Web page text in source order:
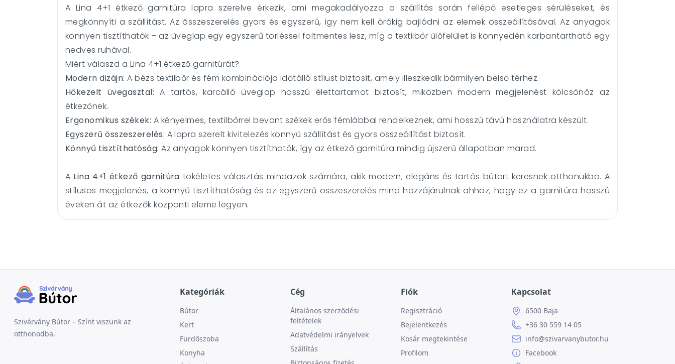
A Lina 4+1 étkező garnitúra lapra szerelve érkezik, ami megakadályozza a szállítás során fellépő esetleges sérüléseket, és
megkönnyíti a szállítást. Az összeszerelés gyors és egyszerű, így nem kell órákig bajlódni az elemek összeállításával. Az anyagok
könnyen tisztíthatók – az üveglap egy egyszerű törléssel foltmentes lesz, míg a textilbőr ülőfelület is könnyedén karbantartható egy
nedves ruhával.
Miért válaszd a Lina 4+1 étkező garnitúrát?
Modern dizájn: A bézs textilbőr és fém kombinációja időtálló stílust biztosít, amely illeszkedik bármilyen belső térhez.
Hőkezelt üvegasztal: A tartós, karcálló üveglap hosszú élettartamot biztosít, miközben modern megjelenést kölcsönöz az
étkezőnek.
Ergonomikus székek: A kényelmes, textilbőrrel bevont székek erős fémlábbal rendelkeznek, ami hosszú távú használatra készült.
Egyszerű összeszerelés: A lapra szerelt kivitelezés könnyű szállítást és gyors összeállítást biztosít.
Könnyű tisztíthatóság: Az anyagok könnyen tisztíthatók, így az étkező garnitúra mindig újszerű állapotban marad.
A Lina 4+1 étkező garnitúra tökéletes választás mindazok számára, akik modern, elegáns és tartós bútort keresnek otthonukba. A
stílusos megjelenés, a könnyű tisztíthatóság és az egyszerű összeszerelés mind hozzájárulnak ahhoz, hogy ez a garnitúra hosszú
éveken át az étkezők központi eleme legyen.
Szivárvány Bútor – Színt viszünk az
otthonodba.
Kategóriák
Bútor
Kert
Fürdőszoba
Konyha
Cég
Általános szerződési
feltételek
Adatvédelmi irányelvek
Szállítás
Fiók
Regisztráció
Bejelentkezés
Kosár megtekintése
Profilom
Kapcsolat
6500 Baja
+36 30 559 14 05
info@szivarvanybutor.hu
Facebook